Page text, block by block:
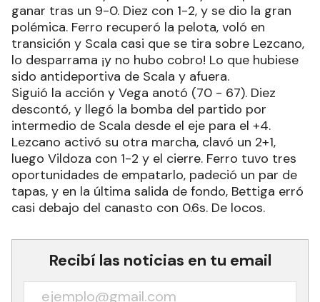
ganar tras un 9-0. Diez con 1-2, y se dio la gran
polémica. Ferro recuperó la pelota, voló en
transición y Scala casi que se tira sobre Lezcano,
lo desparrama ¡y no hubo cobro! Lo que hubiese
sido antideportiva de Scala y afuera.
Siguió la acción y Vega anotó (70 - 67). Diez
descontó, y llegó la bomba del partido por
intermedio de Scala desde el eje para el +4.
Lezcano activó su otra marcha, clavó un 2+1,
luego Vildoza con 1-2 y el cierre. Ferro tuvo tres
oportunidades de empatarlo, padeció un par de
tapas, y en la última salida de fondo, Bettiga erró
casi debajo del canasto con 0.6s. De locos.
Recibí las noticias en tu email